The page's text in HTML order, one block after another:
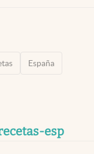
España
esp